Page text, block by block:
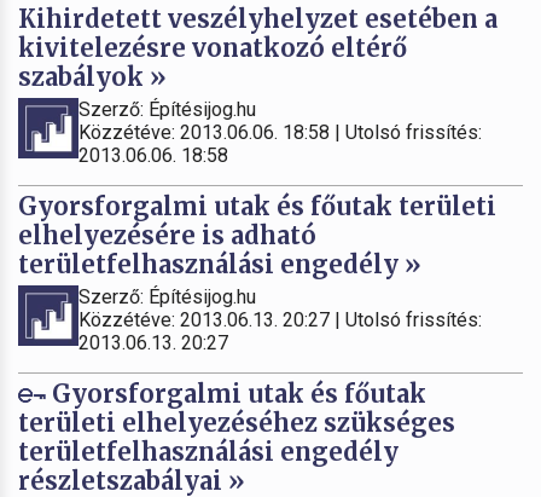
Kihirdetett veszélyhelyzet esetében a
kivitelezésre vonatkozó eltérő
szabályok »
Szerző: Építésijog.hu
Közzétéve: 2013.06.06. 18:58 | Utolsó frissítés:
2013.06.06. 18:58
Gyorsforgalmi utak és főutak területi
elhelyezésére is adható
területfelhasználási engedély »
Szerző: Építésijog.hu
Közzétéve: 2013.06.13. 20:27 | Utolsó frissítés:
2013.06.13. 20:27
Gyorsforgalmi utak és főutak
területi elhelyezéséhez szükséges
területfelhasználási engedély
részletszabályai »